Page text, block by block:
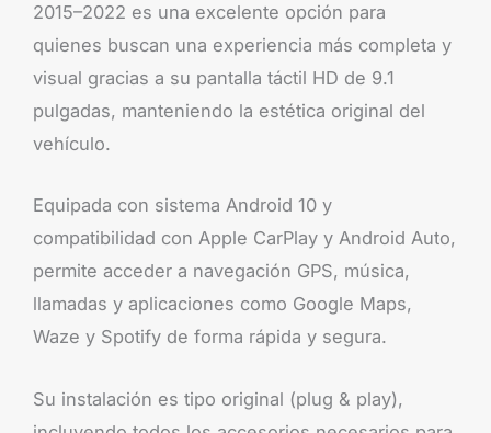
2015–2022 es una excelente opción para
quienes buscan una experiencia más completa y
visual gracias a su pantalla táctil HD de 9.1
pulgadas, manteniendo la estética original del
vehículo.
Equipada con sistema Android 10 y
compatibilidad con Apple CarPlay y Android Auto,
permite acceder a navegación GPS, música,
llamadas y aplicaciones como Google Maps,
Waze y Spotify de forma rápida y segura.
Su instalación es tipo original (plug & play),